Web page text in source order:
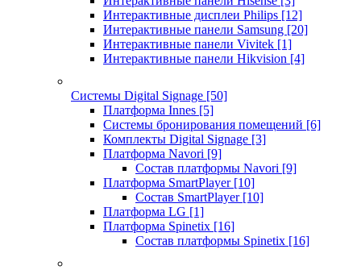
Интерактивные дисплеи Philips [12]
Интерактивные панели Samsung [20]
Интерактивные панели Vivitek [1]
Интерактивные панели Hikvision [4]
Системы Digital Signage [50]
Платформа Innes [5]
Системы бронирования помещений [6]
Комплекты Digital Signage [3]
Платформа Navori [9]
Состав платформы Navori [9]
Платформа SmartPlayer [10]
Состав SmartPlayer [10]
Платформа LG [1]
Платформа Spinetix [16]
Состав платформы Spinetix [16]